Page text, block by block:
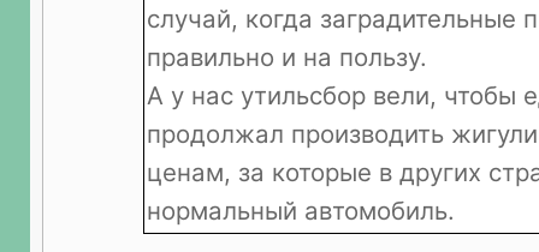
случай, когда заградительные
правильно и на пользу.
А у нас утильсбор вели, чтобы
продолжал производить
ценам, за которые в других
нормальный автомобиль.